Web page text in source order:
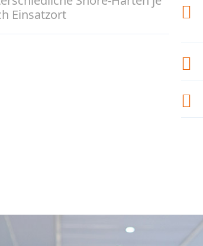
Einsatzort